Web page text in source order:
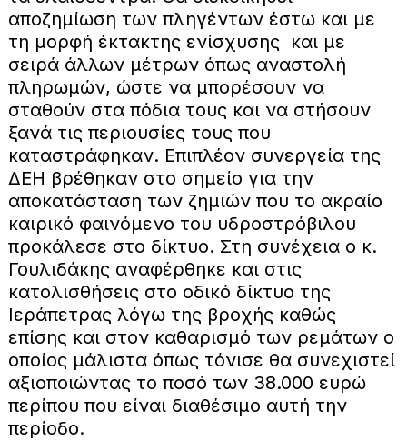
αποζημίωση των πληγέντων έστω και με
τη μορφή έκτακτης ενίσχυσης και με
σειρά άλλων μέτρων όπως αναστολή
πληρωμών, ώστε να μπορέσουν να
σταθούν στα πόδια τους και να στήσουν
ξανά τις περιουσίες τους που
καταστράφηκαν. Επιπλέον συνεργεία της
ΔΕΗ βρέθηκαν στο σημείο για την
αποκατάσταση των ζημιών που το ακραίο
καιρικό φαινόμενο του υδροστρόβιλου
προκάλεσε στο δίκτυο. Στη συνέχεια ο κ.
Γουλιδάκης αναφέρθηκε και στις
κατολισθήσεις στο οδικό δίκτυο της
Ιεράπετρας λόγω της βροχής καθώς
επίσης και στον καθαρισμό των ρεμάτων ο
οποίος μάλιστα όπως τόνισε θα συνεχιστεί
αξιοποιώντας το ποσό των 38.000 ευρώ
περίπου που είναι διαθέσιμο αυτή την
περίοδο.